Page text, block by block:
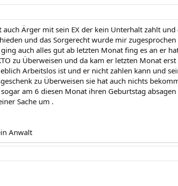
Ärger mit sein EX der kein Unterhalt zahlt
und das Sorgerecht wurde mir
auch alles gut ab letzten Monat fing es an er
zu Überweisen und da kam er letzten Monat
Arbeitslos ist und er nicht zahlen kann und
zu Überweisen sie hat auch nichts
am 6 diesen Monat ihren Geburtstag
Sache um .
Anwalt